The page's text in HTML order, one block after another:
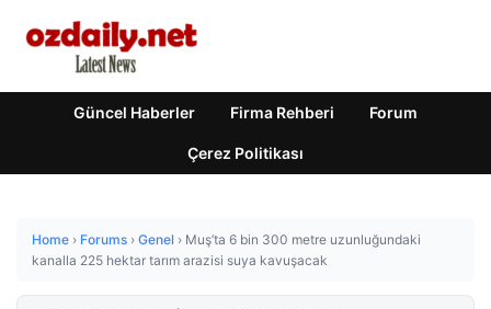
Güncel Haberler Firma Rehberi Forum
Çerez Politikası
Home › Forums › Genel › Muş’ta 6 bin 300 metre uzunluğundaki
kanalla 225 hektar tarım arazisi suya kavuşacak